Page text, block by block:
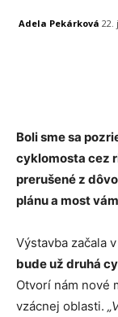
Adela Pekárková 22.
Boli sme sa
cyklomosta cez
prerušené z
plánu a most
Výstavba začala
bude už druhá
Otvorí nám nové
vzácnej oblasti.